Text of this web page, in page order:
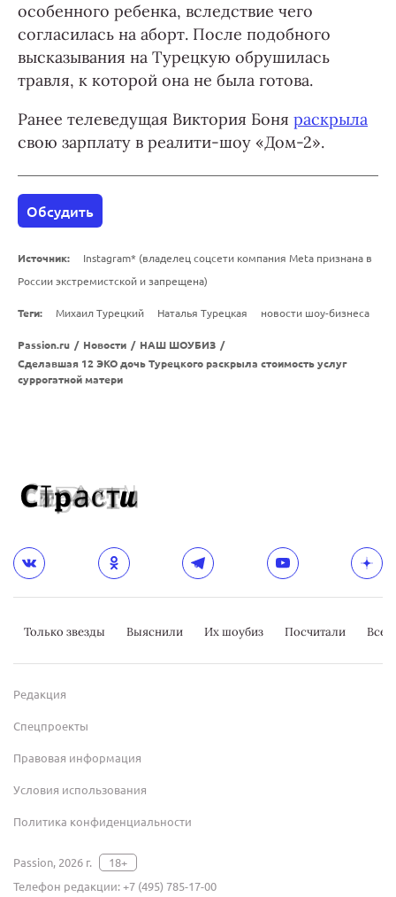
особенного ребенка, вследствие чего
согласилась на аборт. После подобного
высказывания на Турецкую обрушилась
травля, к которой она не была готова.
Ранее телеведущая Виктория Боня раскрыла
свою зарплату в реалити-шоу «Дом-2».
Обсудить
Источник:
Instagram* (владелец соцсети компания Meta признана в
России экстремистской и запрещена)
Теги: Михаил Турецкий Наталья Турецкая новости шоу-бизнеса
Passion.ru / Новости / НАШ ШОУБИЗ /
Сделавшая 12 ЭКО дочь Турецкого раскрыла стоимость услуг
суррогатной матери
Только звезды Выяснили Их шоубиз Посчитали
Редакция
Спецпроекты
Правовая информация
Условия использования
Политика конфиденциальности
Passion, 2026 г.
18+
Телефон редакции:+7 (495) 785-17-00